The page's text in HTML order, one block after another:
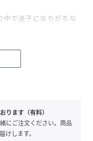
中で迷子になりがちな
施されており、上品な
ッグにも合わせやすい
ただけます。
ります（有料）
にご注文ください。商品
けします。